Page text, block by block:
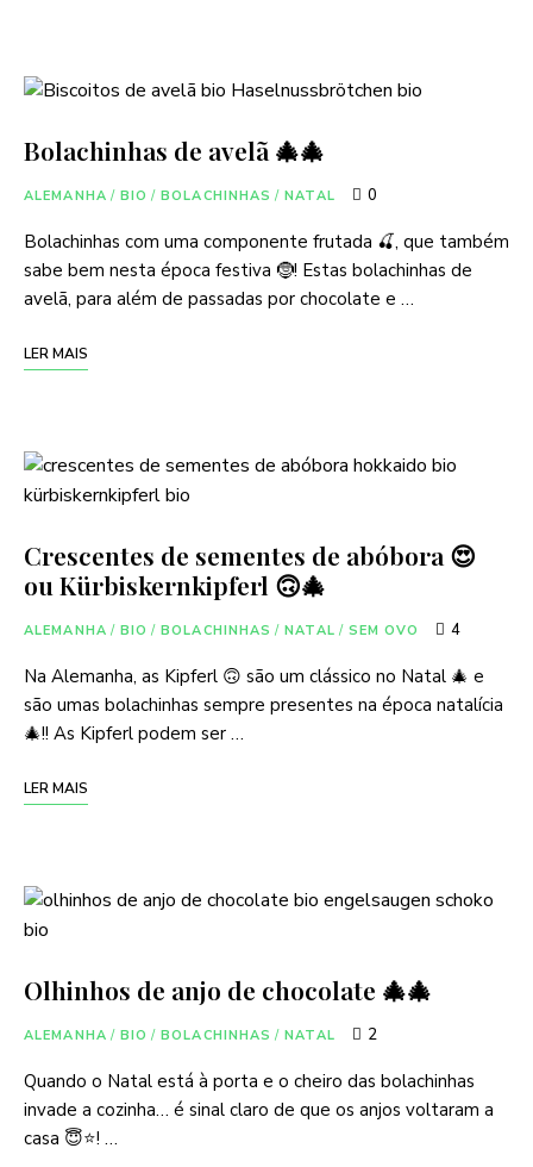
Bolachinhas de avelã 🎄🎄
ALEMANHA / BIO / BOLACHINHAS / NATAL 0
Bolachinhas com uma componente frutada 🍒, que também
sabe bem nesta época festiva 🤶! Estas bolachinhas de
avelã, para além de passadas por chocolate e …
LER MAIS
Crescentes de sementes de abóbora 😍
ou Kürbiskernkipferl 🙃🎄
ALEMANHA / BIO / BOLACHINHAS / NATAL / SEM OVO 4
Na Alemanha, as Kipferl 🙃 são um clássico no Natal 🎄 e
são umas bolachinhas sempre presentes na época natalícia
🎄!! As Kipferl podem ser …
LER MAIS
Olhinhos de anjo de chocolate 🎄🎄
ALEMANHA / BIO / BOLACHINHAS / NATAL 2
Quando o Natal está à porta e o cheiro das bolachinhas
invade a cozinha… é sinal claro de que os anjos voltaram a
casa 😇⭐! …